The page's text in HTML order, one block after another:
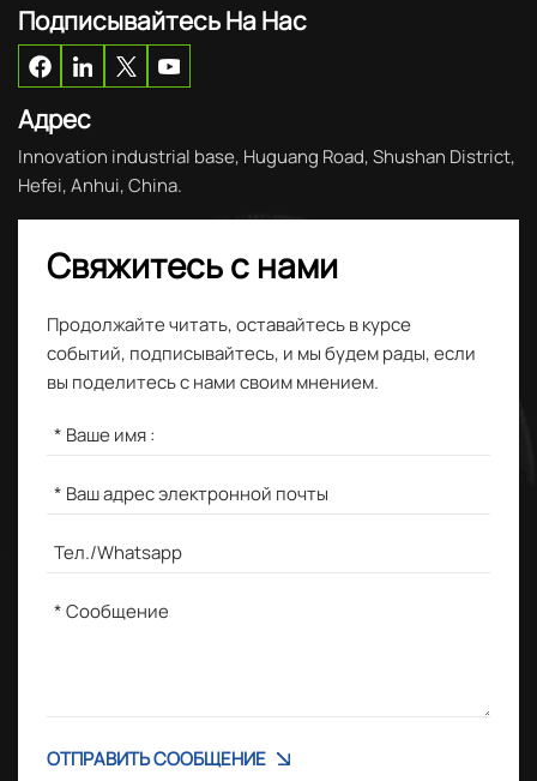
Подписывайтесь На Нас
Адрес
Innovation industrial base, Huguang Road, Shushan District,
Hefei, Anhui, China.
Свяжитесь с нами
Продолжайте читать, оставайтесь в курсе
событий, подписывайтесь, и мы будем рады, если
вы поделитесь с нами своим мнением.
ОТПРАВИТЬ СООБЩЕНИЕ